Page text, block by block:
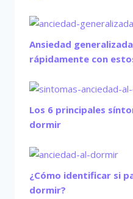
Ansiedad
rápidamente con
Los 6 principales
dormir
¿Cómo identificar si
dormir?